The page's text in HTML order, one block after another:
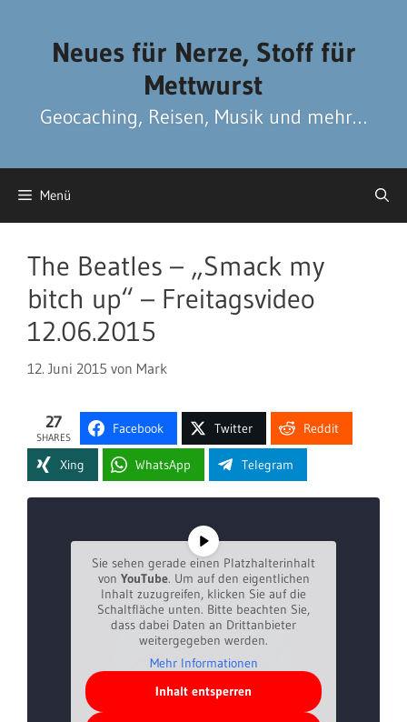
Neues für Nerze, Stoff für
Mettwurst
Geocaching, Reisen, Musik und mehr…
Menü
The Beatles – „Smack my
bitch up“ – Freitagsvideo
12.06.2015
12. Juni 2015 von Mark
27
SHARES
Facebook Twitter Reddit
Xing WhatsApp Telegram
Sie sehen gerade einen Platzhalterinhalt
von YouTube. Um auf den eigentlichen
Inhalt zuzugreifen, klicken Sie auf die
Schaltfläche unten. Bitte beachten Sie,
dass dabei Daten an Drittanbieter
weitergegeben werden.
Mehr Informationen
Inhalt entsperren